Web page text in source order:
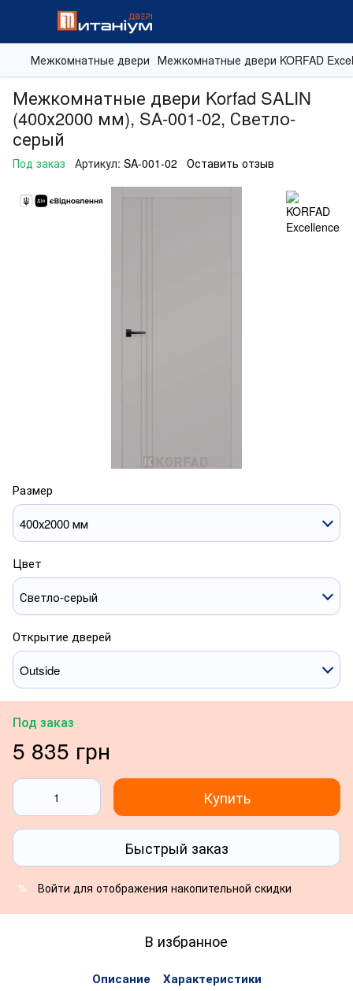
Межкомнатные двери Межкомнатные двери KORFAD
Межкомнатные двери Korfad SALIN
(400х2000 мм), SА-001-02, Светло-
серый
Под заказ Артикул: SA-001-02 Оставить отзыв
Размер
400х2000 мм
Цвет
Светло-серый
Открытие дверей
Outside
Под заказ
5 835 грн
Купить
Быстрый заказ
% Войти для отображения накопительной скидки
В избранное
Описание Характеристики